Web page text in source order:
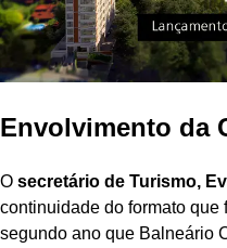
Envolvimento da
O secretário de Turismo,
continuidade do formato que
segundo ano que Balneário